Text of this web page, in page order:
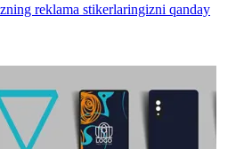
reklama stikerlaringizni qanday